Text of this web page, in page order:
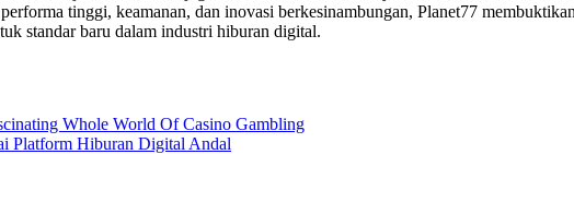
tinggi, keamanan, dan inovasi berkesinambungan, Planet77
standar baru dalam industri hiburan digital.
Whole World Of Casino Gambling
Platform Hiburan Digital Andal